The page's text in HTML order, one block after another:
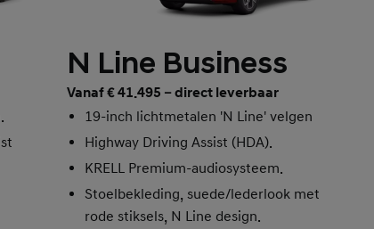
N Line Business
Vanaf € 41.495 – direct leverbaar
19-inch lichtmetalen 'N Line' velgen
Highway Driving Assist (HDA).
KRELL Premium-audiosysteem.
Stoelbekleding, suede/lederlook met
rode stiksels, N Line design.